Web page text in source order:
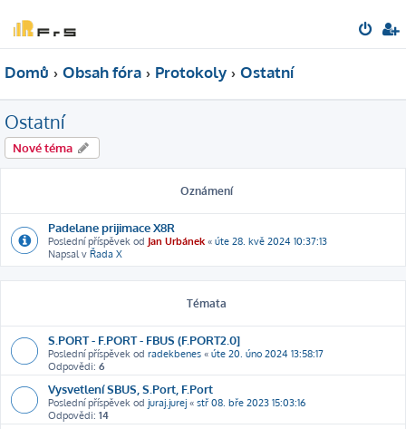
Domů Obsah fóra Protokoly Ostatní
Ostatní
Nové téma
Oznámení
Padelane prijimace X8R
Poslední příspěvek od Jan Urbánek « úte 28. kvě 2024 10:37:13
Napsal v Řada X
Témata
S.PORT - F.PORT - FBUS (F.PORT2.0]
Poslední příspěvek od radekbenes « úte 20. úno 2024 13:58:17
Odpovědi: 6
Vysvetlení SBUS, S.Port, F.Port
Poslední příspěvek od juraj.jurej « stř 08. bře 2023 15:03:16
Odpovědi: 14